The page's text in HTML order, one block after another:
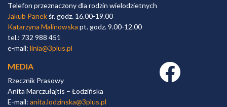
Telefon przeznaczony dla rodzin wielodzietnych
Jakub Panekśr. godz. 16.00-19.00
Katarzyna Malinowska pt. godz. 9.00-12.00
tel.: 732 988 451
e-mail: linia@3plus.pl
MEDIA
Rzecznik Prasowy
Anita Marczułajtis – Łodzińska
E-mail: anita.lodzinska@3plus.pl
Facebook link